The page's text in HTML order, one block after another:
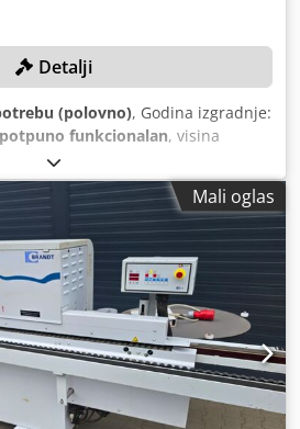
Detalji
(polovno), Godina izgradnje:
potpuno funkcionalan, visina
, maksimalna debljina ivice:
10.960 okret/min, Oprema:
Mali oglas